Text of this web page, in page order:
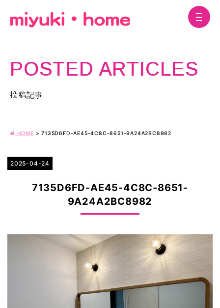
POSTED ARTICLES
投稿記事
HOME >7135D6FD-AE45-4C8C-8651-9A24A2BC8982
2025-04-24
7135D6FD-AE45-4C8C-8651-
9A24A2BC8982